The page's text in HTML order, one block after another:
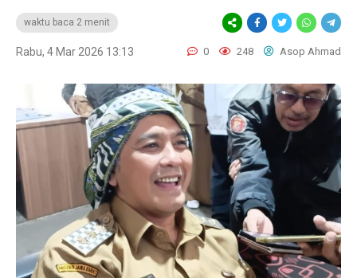
waktu baca 2 menit
Rabu, 4 Mar 2026 13:13 0 248 Asop Ahmad